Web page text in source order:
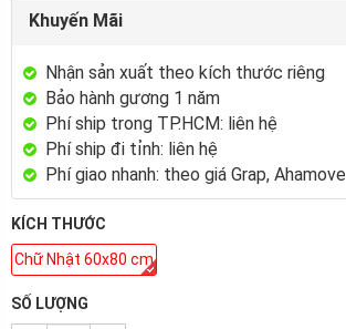
Khuyến Mãi
Nhận sản xuất theo kích thước riêng
Bảo hành gương 1 năm
Phí ship trong TP.HCM: liên hệ
Phí ship đi tỉnh: liên hệ
Phí giao nhanh: theo giá Grap, Ahamove
KÍCH THƯỚC
Chữ Nhật 60x80 cm
SỐ LƯỢNG